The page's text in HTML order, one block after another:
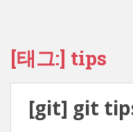
[태그:] tips
[git] git